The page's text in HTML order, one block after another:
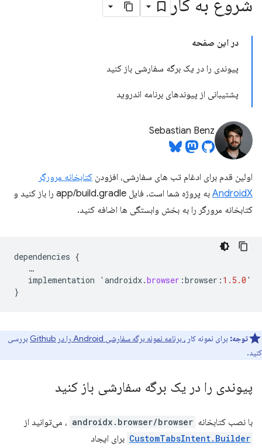
شروع به کار
در این صفحه
پیوندی را در یک برگه سفارشی باز کنید
پشتیبانی از پیوندهای برنامه اندروید
Sebastian Benz
اولین قدم برای ادغام تب های سفارشی، افزودن کتابخانه مرورگر
AndroidX
به پروژه شما است. فایل app/build.gradle را باز کنید و
کتابخانه مرورگر را به بخش وابستگی ها اضافه کنید.
dependencies {
…
implementation
' androidx.browser :browser : 1.5.0 '
}
توجه: برای نمونه کار ، برنامه نمونه برگه سفارشی Android را در Github
بررسی
کنید.
پیوندی را در یک برگه سفارشی باز کنید
با نصب کتابخانه androidx.browser/browser ، می‌توانید از
CustomTabsIntent.Builder برای ایجاد